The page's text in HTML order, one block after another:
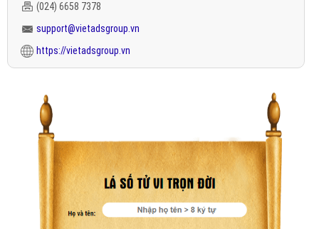
(024) 6658 7378
support@vietadsgroup.vn
https://vietadsgroup.vn